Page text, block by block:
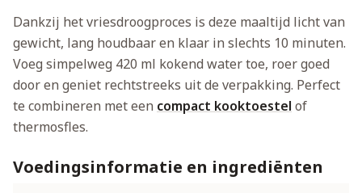
Dankzij het vriesdroogproces is deze maaltijd licht van
gewicht, lang houdbaar en klaar in slechts 10 minuten.
Voeg simpelweg 420 ml kokend water toe, roer goed
door en geniet rechtstreeks uit de verpakking. Perfect
te combineren met een compact kooktoestel of
thermosfles.
Voedingsinformatie en ingrediënten